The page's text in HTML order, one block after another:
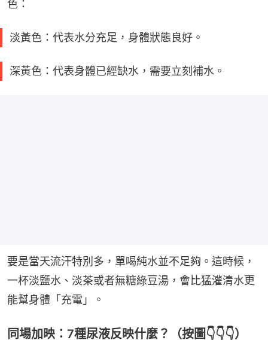
色：
淡黃色：代表水分充足，身體狀態良好。
深黃色：代表身體已經缺水，需要立刻補水。
要是當天流汗特別多，單喝純水並不足夠。這時候，
一杯淡鹽水、淡茶或者無糖綠豆湯，會比猛灌清水更
能幫身體「充電」。
同場加映：7種尿液反映什麼？（按圖👇👇👇）